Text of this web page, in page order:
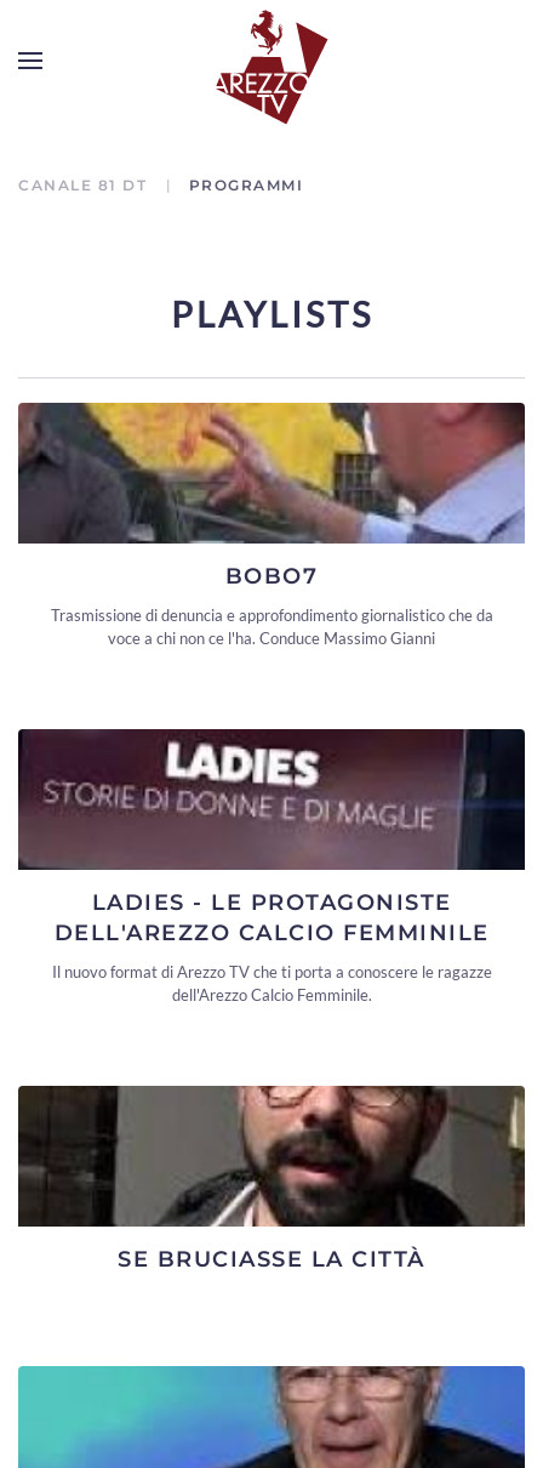
CANALE 81 DT PROGRAMMI
PLAYLISTS
BOBO7
Trasmissione di denuncia e approfondimento giornalistico che da
voce a chi non ce l'ha. Conduce Massimo Gianni
LADIES - LE PROTAGONISTE
DELL'AREZZO CALCIO FEMMINILE
Il nuovo format di Arezzo TV che ti porta a conoscere le ragazze
dell'Arezzo Calcio Femminile.
SE BRUCIASSE LA CITTÀ